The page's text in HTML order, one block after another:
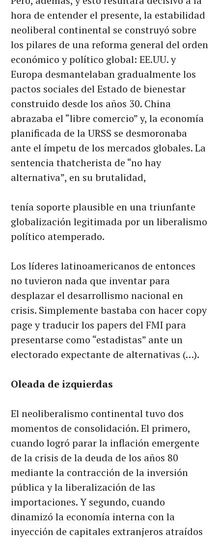
hora de entender el presente, la estabilidad
neoliberal continental se construyó sobre
los pilares de una reforma general del orden
económico y político global: EE.UU. y
Europa desmantelaban gradualmente los
pactos sociales del Estado de bienestar
construido desde los años 30. China
abrazaba el “libre comercio” y, la economía
planificada de la URSS se desmoronaba
ante el ímpetu de los mercados globales. La
sentencia thatcherista de “no hay
alternativa”, en su brutalidad,
tenía soporte plausible en una triunfante
globalización legitimada por un liberalismo
político atemperado.
Los líderes latinoamericanos de entonces
no tuvieron nada que inventar para
desplazar el desarrollismo nacional en
crisis. Simplemente bastaba con hacer copy
page y traducir los papers del FMI para
presentarse como “estadistas” ante un
electorado expectante de alternativas (…).
Oleada de izquierdas
El neoliberalismo continental tuvo dos
momentos de consolidación. El primero,
cuando logró parar la inflación emergente
de la crisis de la deuda de los años 80
mediante la contracción de la inversión
pública y la liberalización de las
importaciones. Y segundo, cuando
dinamizó la economía interna con la
inyección de capitales extranjeros atraídos